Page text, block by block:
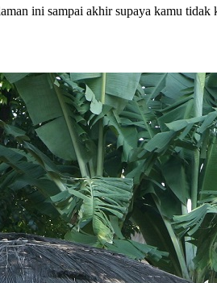
ini sampai akhir supaya kamu